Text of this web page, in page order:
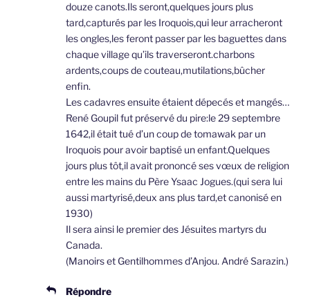
douze canots.Ils seront,quelques jours plus
tard,capturés par les Iroquois,qui leur arracheront
les ongles,les feront passer par les baguettes dans
chaque village qu’ils traverseront.charbons
ardents,coups de couteau,mutilations,bûcher
enfin.
Les cadavres ensuite étaient dépecés et mangés…
René Goupil fut préservé du pire:le 29 septembre
1642,il était tué d’un coup de tomawak par un
Iroquois pour avoir baptisé un enfant.Quelques
jours plus tôt,il avait prononcé ses vœux de religion
entre les mains du Père Ysaac Jogues.(qui sera lui
aussi martyrisé,deux ans plus tard,et canonisé en
1930)
Il sera ainsi le premier des Jésuites martyrs du
Canada.
(Manoirs et Gentilhommes d’Anjou. André Sarazin.)
Répondre